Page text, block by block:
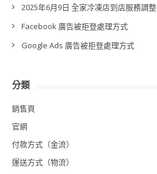
2025年6月9日 全家冷凍店到店服務調整
Facebook 廣告被拒登處理方式
Google Ads 廣告被拒登處理方式
分類
銷售頁
官網
付款方式（金流）
運送方式（物流）